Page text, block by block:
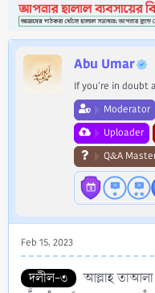
t
a
r
t
e
r
t
e
Abu Umar
Moderator
Uploader
Q&A
Feb 15, 2023
দলীল-৩ আল্লাহ